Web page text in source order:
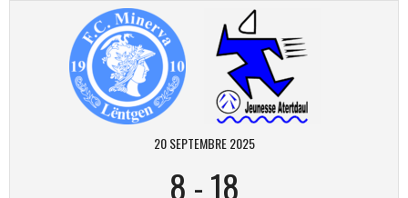
20 SEPTEMBRE 2025
8 -18